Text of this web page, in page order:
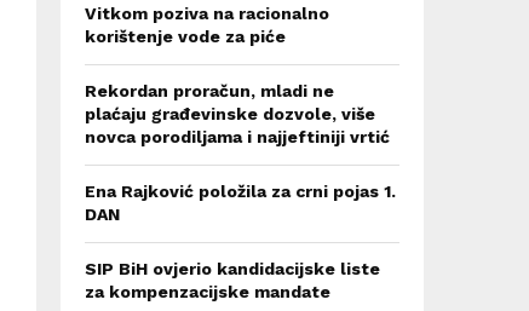
Vitkom poziva na racionalno
korištenje vode za piće
Rekordan proračun, mladi ne
plaćaju građevinske dozvole, više
novca porodiljama i najjeftiniji vrtić
Ena Rajković položila za crni pojas 1.
DAN
SIP BiH ovjerio kandidacijske liste
za kompenzacijske mandate